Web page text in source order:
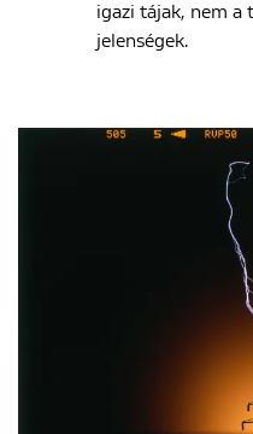
igazi tájak, nem a
jelenségek.